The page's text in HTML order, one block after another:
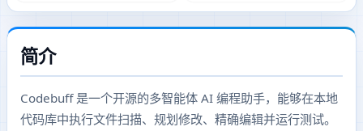
简介
Codebuff 是一个开源的多智能体 AI 编程助手，能够在本地
代码库中执行文件扫描、规划修改、精确编辑并运行测试。